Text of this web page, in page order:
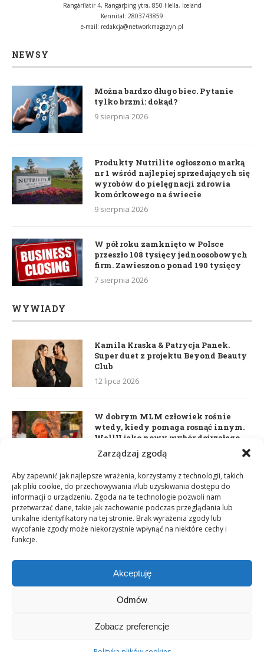
Zarządzaj zgodą
Aby zapewnić jak najlepsze wrażenia, korzystamy z technologii, takich
jak pliki cookie, do przechowywania i/lub uzyskiwania dostępu do
informacji o urządzeniu. Zgoda na te technologie pozwoli nam
przetwarzać dane, takie jak zachowanie podczas przeglądania lub
unikalne identyfikatory na tej stronie. Brak wyrażenia zgody lub
wycofanie zgody może niekorzystnie wpłynąć na niektóre cechy i
funkcje.
Akceptuję
Odmów
Zobacz preferencje
Rangárflatir 4, Rangárþing ytra, 850 Hella, Iceland
Kennital: 2803743859
e-mail: redakcja@networkmagazyn.pl
NEWSY
Można bardzo długo biec. Pytanie
tylko brzmi: dokąd?
9 sierpnia 2026
Produkty Nutrilite ogłoszono marką
nr 1 wśród najlepiej sprzedających się
wyrobów do pielęgnacji zdrowia
komórkowego na świecie
9 sierpnia 2026
W pół roku zamknięto w Polsce
przeszło 108 tysięcy jednoosobowych
firm. Zawieszono ponad 190 tysięcy
7 sierpnia 2026
WYWIADY
Kamila Kraska & Patrycja Panek.
Super duet z projektu Beyond Beauty
Club
12 lipca 2026
W dobrym MLM człowiek rośnie
wtedy, kiedy pomaga rosnąć innym.
WellU jako nowy wybór dojrzałego
lidera
Daria Dudzik. Kocham Cię
17 kwietnia 2026
World